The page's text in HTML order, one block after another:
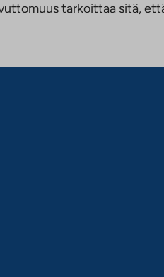
tarkoittaa sitä,